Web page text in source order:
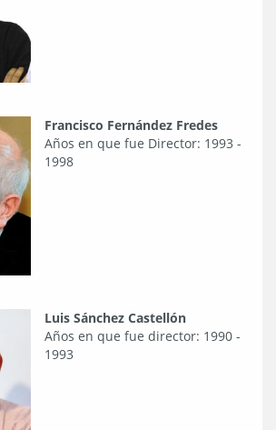
Francisco Fernández Fredes
​Años en que fue Director: 1993 -
1998
Luis Sánchez Castellón
Años en que fue director: 1990 -
1993